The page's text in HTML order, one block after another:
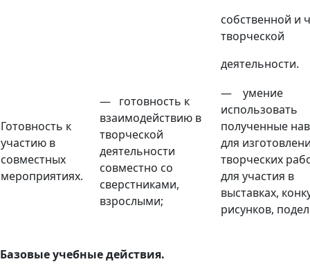
собственной и
творческой
деятельности.
Готовность к
участию в
совместных
мероприятиях.
— готовность к
взаимодействию в
творческой
деятельности
совместно со
сверстниками,
взрослыми;
— умение
использовать
полученные
для
творческих
для участия в
выставках,
рисунков,
Базовые учебные действия.